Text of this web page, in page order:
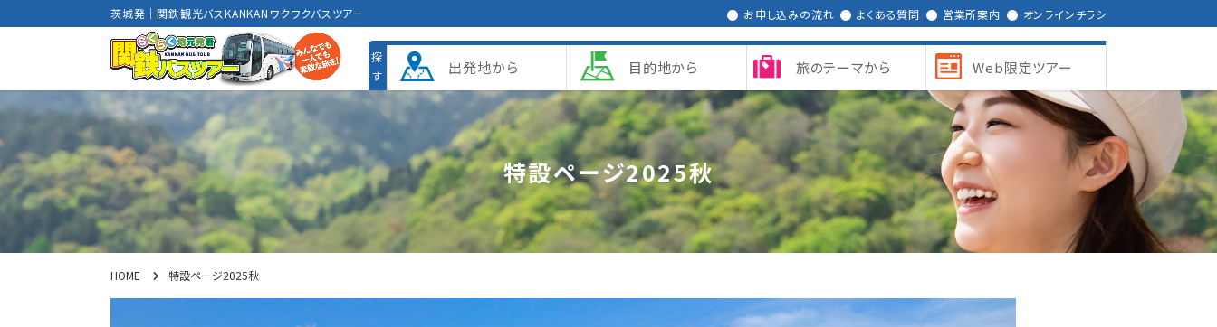
茨城発｜関鉄観光バスKANKANワクワクバスツアー お申し込みの流れ よくある質問 営業所案内 オンラインチラシ
出発地から 目的地から 旅のテーマから Web限定ツアー
特設ページ2025秋
HOME 特設ページ2025秋